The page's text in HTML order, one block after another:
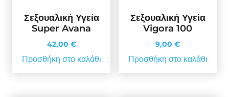
Σεξουαλική Υγεία
Super Avana
42,00 €
Προσθήκη στο καλάθι
Σεξουαλική Υγεία
Vigora 100
9,00 €
Προσθήκη στο καλάθι